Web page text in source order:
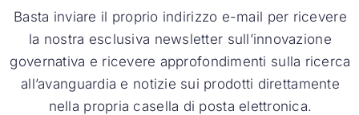
Basta inviare il proprio indirizzo e-mail per ricevere
la nostra esclusiva newsletter sull’innovazione
governativa e ricevere approfondimenti sulla ricerca
all’avanguardia e notizie sui prodotti direttamente
nella propria casella di posta elettronica.